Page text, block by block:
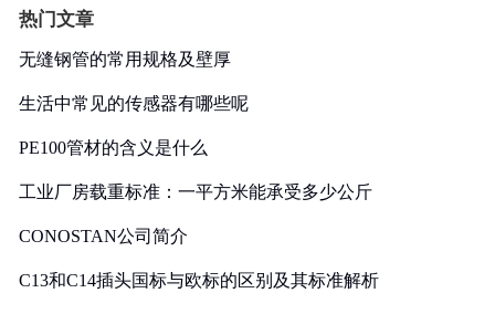
热门文章
无缝钢管的常用规格及壁厚
生活中常见的传感器有哪些呢
PE100管材的含义是什么
工业厂房载重标准：一平方米能承受多少公斤
CONOSTAN公司简介
C13和C14插头国标与欧标的区别及其标准解析